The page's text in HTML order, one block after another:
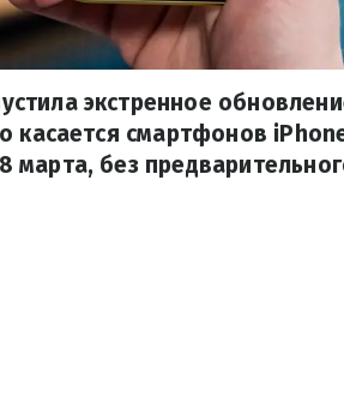
экстренное
касается смартфонов
марта, без